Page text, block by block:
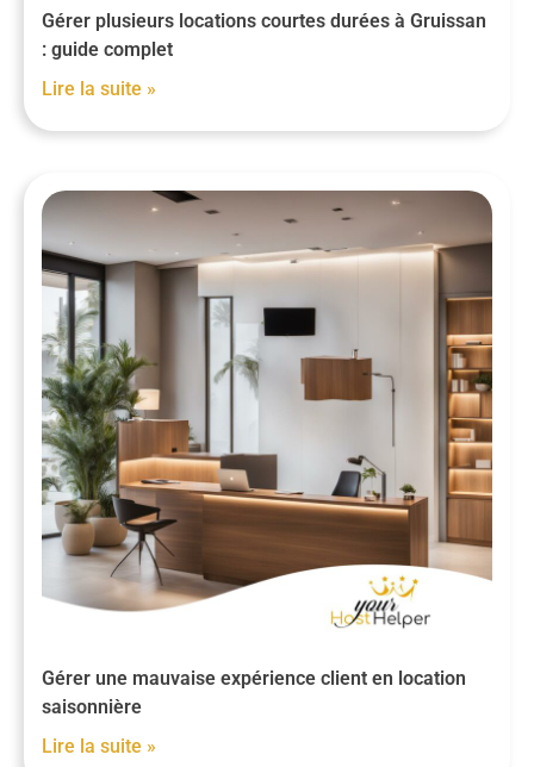
Gérer plusieurs locations courtes durées à Gruissan
: guide complet
Lire la suite »
Gérer une mauvaise expérience client en location
saisonnière
Lire la suite »